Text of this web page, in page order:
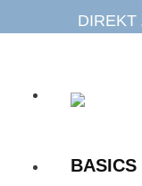
Inhalt
DIREKT
BASICS